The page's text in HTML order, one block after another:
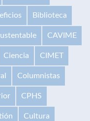
Biblioteca
CAVIME
Ciencia CIMET
Columnistas
CPHS
Cultura